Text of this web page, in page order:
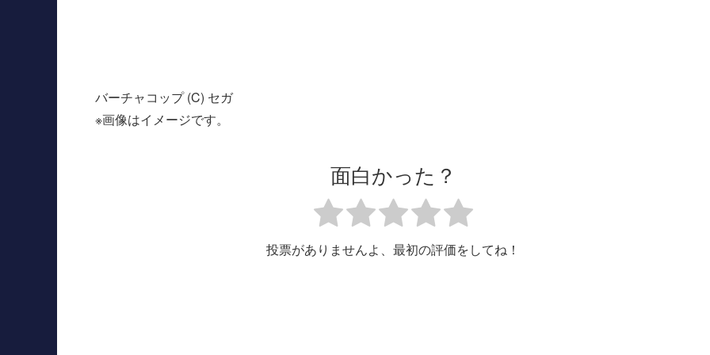
バーチャコップ (C) セガ
※画像はイメージです。
面白かった？
投票がありませんよ、最初の評価をしてね！